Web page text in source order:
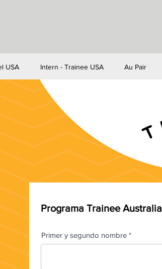
USA Intern - Trainee USA Au Pair
Programa Trainee Australia
Primer y segundo nombre